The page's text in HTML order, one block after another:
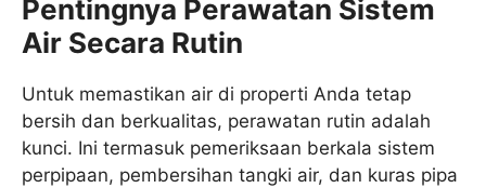
Pentingnya Perawatan Sistem
Air Secara Rutin
Untuk memastikan air di properti Anda tetap
bersih dan berkualitas, perawatan rutin adalah
kunci. Ini termasuk pemeriksaan berkala sistem
perpipaan, pembersihan tangki air, dan kuras pipa